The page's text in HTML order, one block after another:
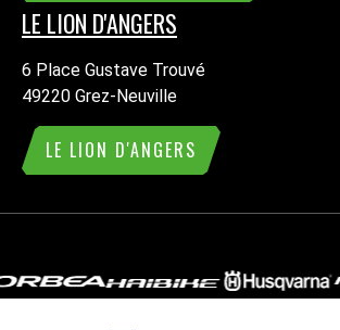
LE LION D'ANGERS
6 Place Gustave Trouvé
49220 Grez-Neuville
LE LION D'ANGERS